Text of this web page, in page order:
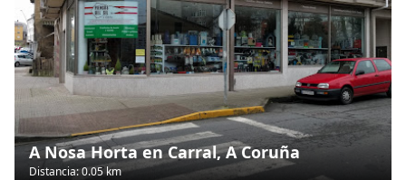
A Nosa Horta en Carral, A Coruña
Distancia: 0.05 km